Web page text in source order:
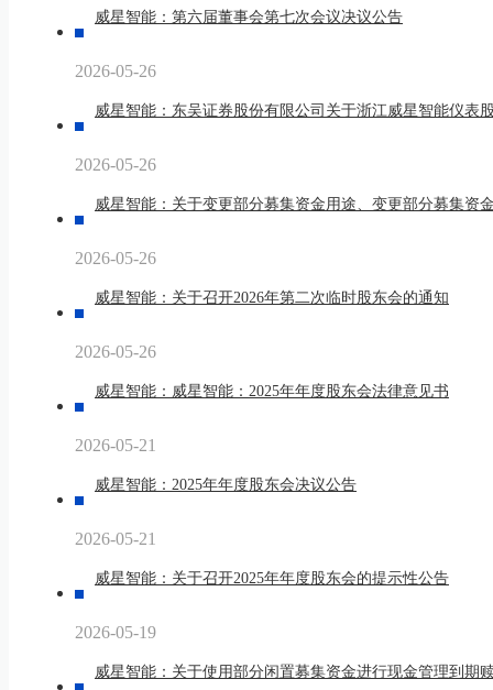
威星智能：第六届董事会第七次会议决议公告
2026-05-26
威星智能：东吴证券股份有限公司关于浙江威星智能仪表
2026-05-26
威星智能：关于变更部分募集资金用途、变更部分募集资
2026-05-26
威星智能：关于召开2026年第二次临时股东会的通知
2026-05-26
威星智能：威星智能：2025年年度股东会法律意见书
2026-05-21
威星智能：2025年年度股东会决议公告
2026-05-21
威星智能：关于召开2025年年度股东会的提示性公告
2026-05-19
威星智能：关于使用部分闲置募集资金进行现金管理到期